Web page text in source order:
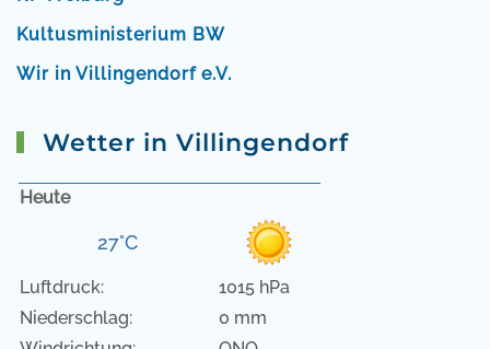
Kultusministerium BW
Wir in Villingendorf e.V.
Wetter in Villingendorf
Heute
27°C
Luftdruck:
1015 hPa
Niederschlag:
0 mm